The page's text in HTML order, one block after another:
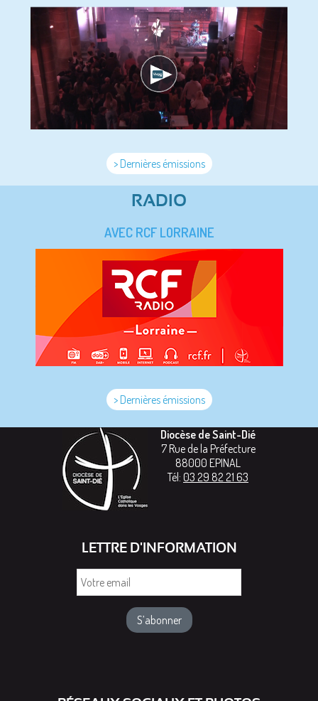
> Dernières émissions
RADIO
AVEC RCF LORRAINE
> Dernières émissions
Diocèse de Saint-Dié
7 Rue de la Préfecture
88000 EPINAL
Tél: 03 29 82 21 63
LETTRE D'INFORMATION